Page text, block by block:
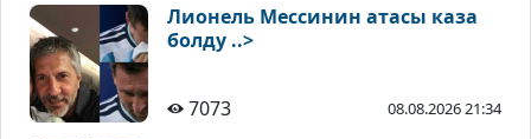
Лионель Мессинин атасы каза
болду ..>
7073 08.08.2026 21:34